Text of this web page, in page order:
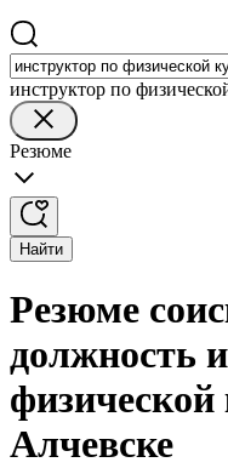
инструктор по
Резюме
Найти
Резюме
должность
физической
Алчевске